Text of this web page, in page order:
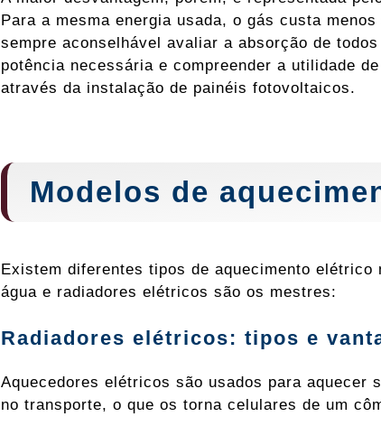
Para a mesma energia usada, o gás custa
sempre aconselhável avaliar a absorção de
potência necessária e compreender a utilidade
através da instalação de painéis fotovoltaicos.
Modelos de
Existem diferentes tipos de aquecimento
água e radiadores elétricos são os mestres:
Radiadores elétricos: tipos e
Aquecedores elétricos são usados ​​para aquecer
no transporte, o que os torna celulares de um